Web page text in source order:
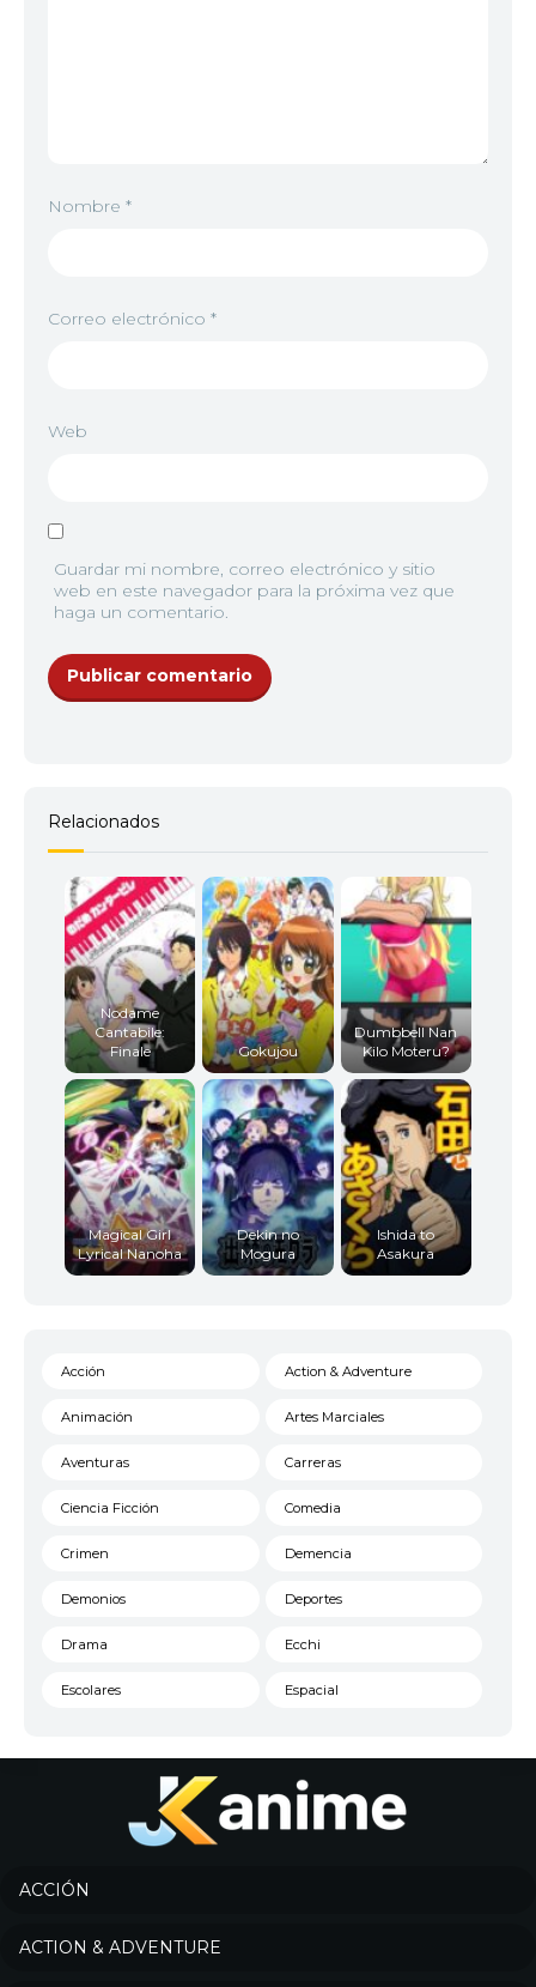
Nombre *
Correo electrónico *
Web
Guardar mi nombre, correo electrónico y sitio
web en este navegador para la próxima vez que
haga un comentario.
Relacionados
Nodame
Cantabile:
Finale
Gokujou
Dumbbell Nan
Kilo Moteru?
Magical Girl
Lyrical Nanoha
Dekin no
Mogura
Ishida to
Asakura
Acción Action & Adventure
Animación Artes Marciales
Aventuras Carreras
Ciencia Ficción Comedia
Crimen Demencia
Demonios Deportes
Drama Ecchi
Escolares Espacial
Historico
Josei
ACCIÓN
ACTION & ADVENTURE